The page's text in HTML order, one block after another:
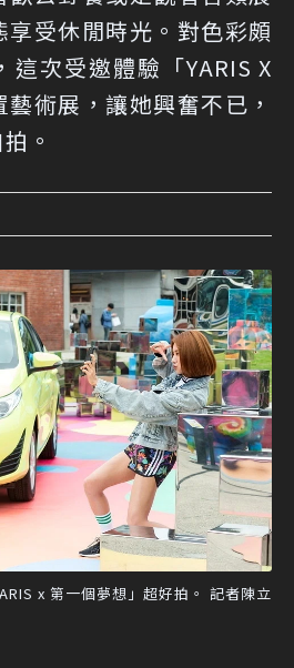
受休閒時光。對色彩頗
這次受邀體驗「YARIS X
術展，讓她興奮不已，
。
x 第一個夢想」超好拍。 記者陳立